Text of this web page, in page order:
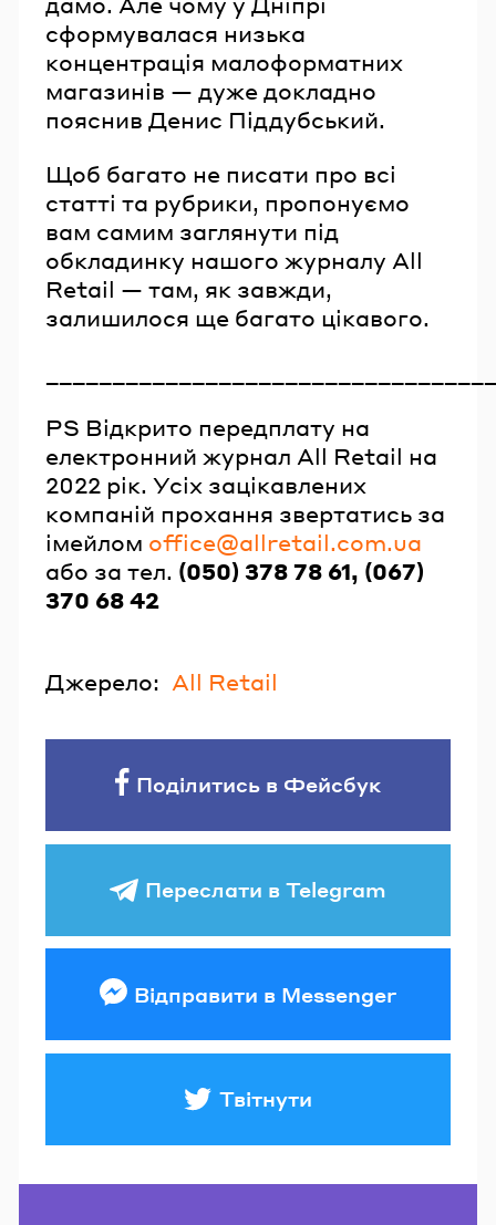
сформувалася низька
концентрація малоформатних
магазинів — дуже докладно
пояснив Денис Піддубський.
Щоб багато не писати про всі
статті та рубрики, пропонуємо
вам самим заглянути під
обкладинку нашого журналу All
Retail — там, як завжди,
залишилося ще багато цікавого.
PS Відкрито передплату на
електронний журнал All Retail на
2022 рік. Усіх зацікавлених
компаній прохання звертатись за
імейлом office@allretail.com.ua
або за тел. (050) 378 78 61, (067)
370 68 42
Джерело: All Retail
Поділитись в Фейсбук
Переслати в Telegram
Відправити в Messenger
Твітнути